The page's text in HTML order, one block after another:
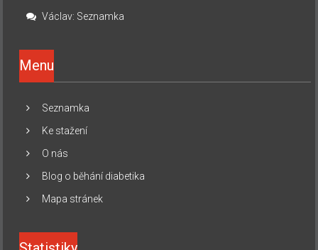
Václav: Seznamka
Menu
Seznamka
Ke stažení
O nás
Blog o běhání diabetika
Mapa stránek